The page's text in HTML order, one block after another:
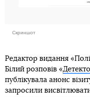
Скриншот
Редактор видання
Білий розповів «
публікувала анонс
запросили